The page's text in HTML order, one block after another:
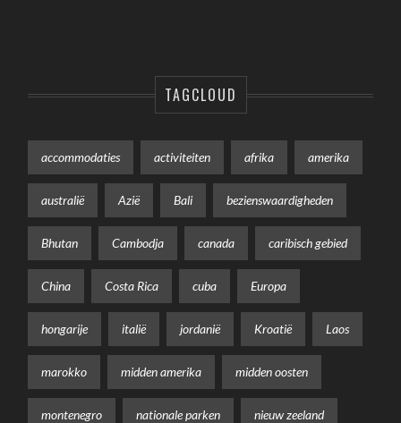
TAGCLOUD
accommodaties activiteiten afrika amerika
australië Azië Bali bezienswaardigheden
Bhutan Cambodja canada caribisch gebied
China Costa Rica cuba Europa
hongarije italië jordanië Kroatië Laos
marokko midden amerika midden oosten
montenegro nationale parken nieuw zeeland